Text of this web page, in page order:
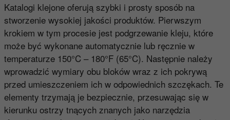
Katalogi klejone oferują szybki i prosty sposób na
stworzenie wysokiej jakości produktów. Pierwszym
krokiem w tym procesie jest podgrzewanie kleju, które
może być wykonane automatycznie lub ręcznie w
temperaturze 150°C – 180°F (65°C). Następnie należy
wprowadzić wymiary obu bloków wraz z ich pokrywą
przed umieszczeniem ich w odpowiednich szczękach. Te
elementy trzymają je bezpiecznie, przesuwając się w
kierunku ostrzy tnących znanych jako narzędzia